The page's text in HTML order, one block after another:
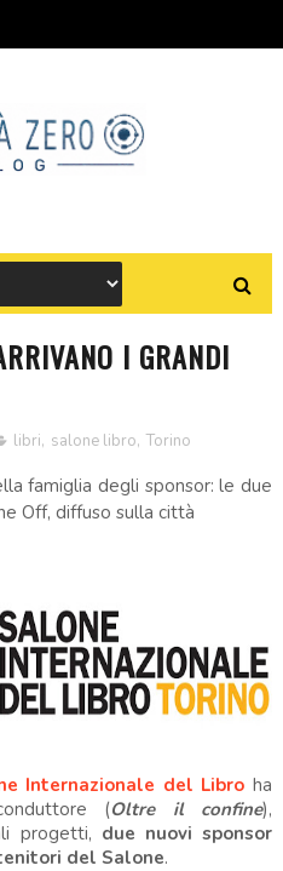
I GRANDI
libri, salone libro, Torino
famiglia degli sponsor: le due
Off, diffuso sulla città
Internazionale del Libro ha
(Oltre il confine),
progetti, due nuovi sponsor
del Salone.